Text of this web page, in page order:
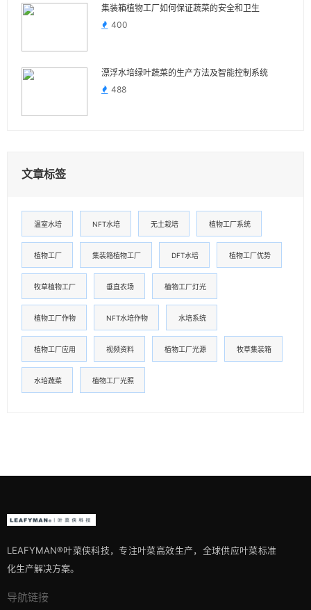
集装箱植物工厂如何保证蔬菜的安全和卫生
400
漂浮水培绿叶蔬菜的生产方法及智能控制系统
488
文章标签
温室水培 NFT水培 无土栽培 植物工厂系统
植物工厂 集装箱植物工厂 DFT水培 植物工厂优势
牧草植物工厂 垂直农场 植物工厂灯光
植物工厂作物 NFT水培作物 水培系统
植物工厂应用 视频资料 植物工厂光源 牧草集装箱
水培蔬菜 植物工厂光照
LEAFYMAN®️叶菜侠科技，专注叶菜高效生产，全球供应叶菜标准
化生产解决方案。
导航链接